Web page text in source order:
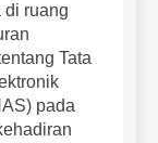
di ruang
Tata
pada